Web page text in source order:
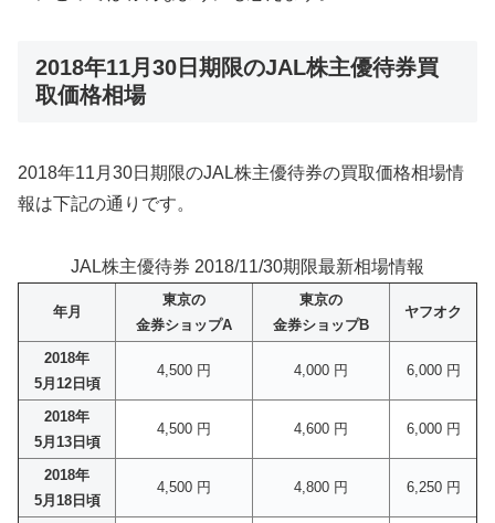
2018年11月30日期限のJAL株主優待券買
取価格相場
2018年11月30日期限のJAL株主優待券の買取価格相場情
報は下記の通りです。
JAL株主優待券 2018/11/30期限最新相場情報
年月
東京の
金券ショップA
東京の
金券ショップB
ヤフオク
2018年
5月12日頃
4,500 円 4,000 円 6,000 円
2018年
5月13日頃
4,500 円 4,600 円 6,000 円
2018年
5月18日頃
4,500 円 4,800 円 6,250 円